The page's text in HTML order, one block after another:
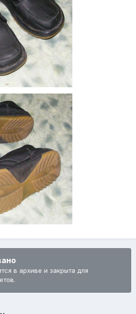
в архиве и закрыта для